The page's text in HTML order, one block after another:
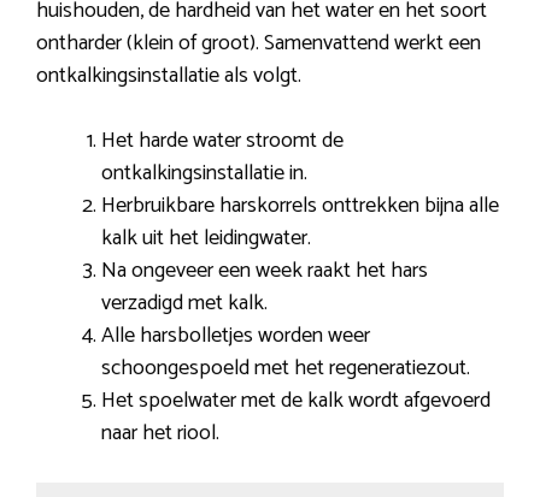
huishouden, de hardheid van het water en het soort
ontharder (klein of groot). Samenvattend werkt een
ontkalkingsinstallatie als volgt.
Het harde water stroomt de
ontkalkingsinstallatie in.
Herbruikbare harskorrels onttrekken bijna alle
kalk uit het leidingwater.
Na ongeveer een week raakt het hars
verzadigd met kalk.
Alle harsbolletjes worden weer
schoongespoeld met het regeneratiezout.
Het spoelwater met de kalk wordt afgevoerd
naar het riool.